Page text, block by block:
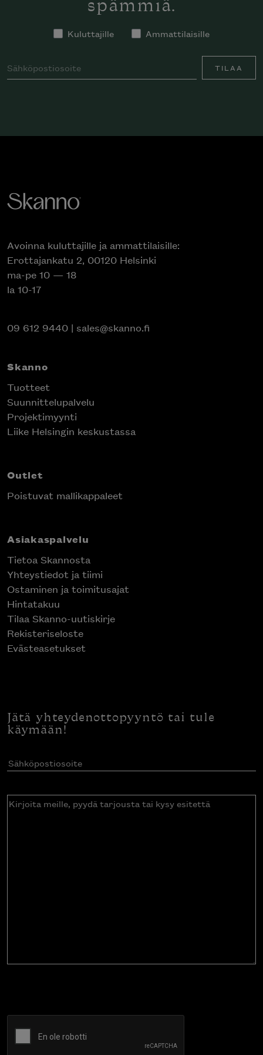
spämmiä.
Kuluttajille Ammattilaisille
TILAA
Avoinna kuluttajille ja ammattilaisille:
Erottajankatu 2, 00120 Helsinki
ma-pe 10 — 18
la 10-17
09 612 9440 | sales@skanno.fi
Skanno
Tuotteet
Suunnittelupalvelu
Projektimyynti
Liike Helsingin keskustassa
Outlet
Poistuvat mallikappaleet
Asiakaspalvelu
Tietoa Skannosta
Yhteystiedot ja tiimi
Ostaminen ja toimitusajat
Hintatakuu
Tilaa Skanno-uutiskirje
Rekisteriseloste
Evästeasetukset
Jätä yhteydenottopyyntö tai tule
käymään!
Sähköpostiosoite(Pakollinen)
Kirjoita